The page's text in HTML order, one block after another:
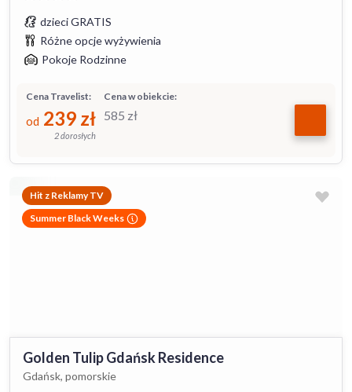
dzieci GRATIS
Różne opcje wyżywienia
Pokoje Rodzinne
Cena w obiekcie:
585 zł
Cena Travelist:
od 239 zł
2 dorosłych
Hit z Reklamy TV
Summer Black Weeks
Golden Tulip Gdańsk Residence
Gdańsk, pomorskie